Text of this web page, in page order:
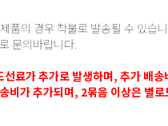
품의 경우 착불로 발송될 수 있습
문의바랍니다.
료가 추가로 발생하며, 추가 배
비가 추가되며, 2묶음 이상은 별